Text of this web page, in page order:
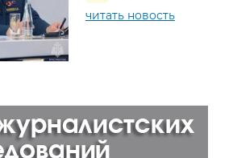
читать новость